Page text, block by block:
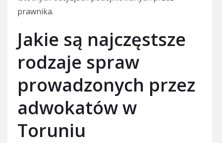
prawnika.
Jakie są najczęstsze
rodzaje spraw
prowadzonych przez
adwokatów w
Toruniu